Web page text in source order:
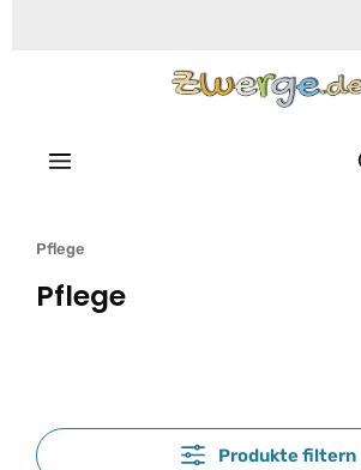
Pflege
Pflege
Produkte filtern